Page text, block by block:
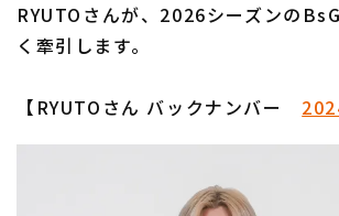
RYUTOさんが、2026シーズンの
く牽引します。
【RYUTOさん バックナンバー